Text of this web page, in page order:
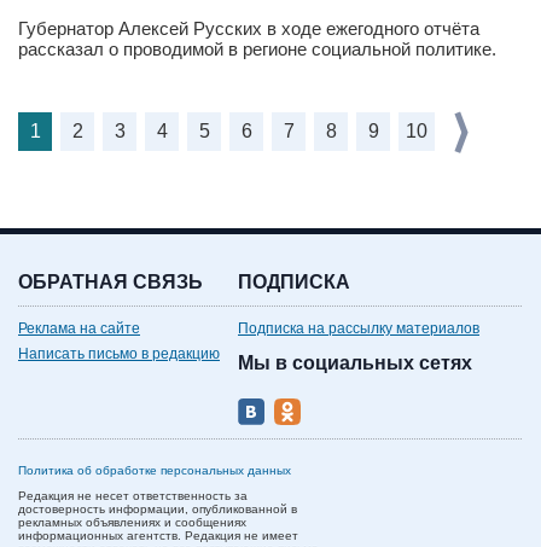
Губернатор Алексей Русских в ходе ежегодного отчёта
рассказал о проводимой в регионе социальной политике.
1 2 3 4 5 6 7 8 9 10
ОБРАТНАЯ СВЯЗЬ
Реклама на сайте
Написать письмо в редакцию
ПОДПИСКА
Подписка на рассылку материалов
Мы в социальных сетях
Политика об обработке персональных данных
Редакция не несет ответственность за
достоверность информации, опубликованной в
рекламных объявлениях и сообщениях
информационных агентств. Редакция не имеет